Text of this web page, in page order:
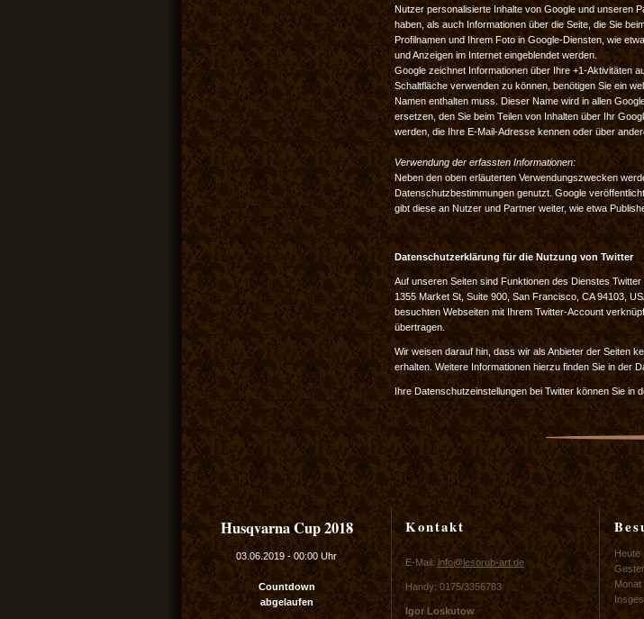
Nutzer personalisierte Inhalte von Google und unseren
haben, als auch Informationen über die Seite, die Sie
Profilnamen und Ihrem Foto in Google-Diensten, wie
und Anzeigen im Internet eingeblendet werden.
Google zeichnet Informationen über Ihre +1-Aktivitäten
Schaltfläche verwenden zu können, benötigen Sie ein
Namen enthalten muss. Dieser Name wird in allen
ersetzen, den Sie beim Teilen von Inhalten über Ihr
werden, die Ihre E-Mail-Adresse kennen oder über
Verwendung der erfassten Informationen:
Neben den oben erläuterten Verwendungszwecken
Datenschutzbestimmungen genutzt. Google
gibt diese an Nutzer und Partner weiter, wie etwa
Datenschutzerklärung für die Nutzung von Twitter
Auf unseren Seiten sind Funktionen des Dienstes
1355 Market St, Suite 900, San Francisco, CA 94103,
besuchten Webseiten mit Ihrem Twitter-Account
übertragen.
Wir weisen darauf hin, dass wir als Anbieter der Seiten
erhalten. Weitere Informationen hierzu finden Sie in der
Ihre Datenschutzeinstellungen bei Twitter können Sie in
Husqvarna Cup 2018
03.06.2019-00:00 Uhr
Countdown
abgelaufen
Kontakt
E-Mail:info@lesorub-art.de
Handy: 0175/3356783
Igor Loskutow
Heute
Monat